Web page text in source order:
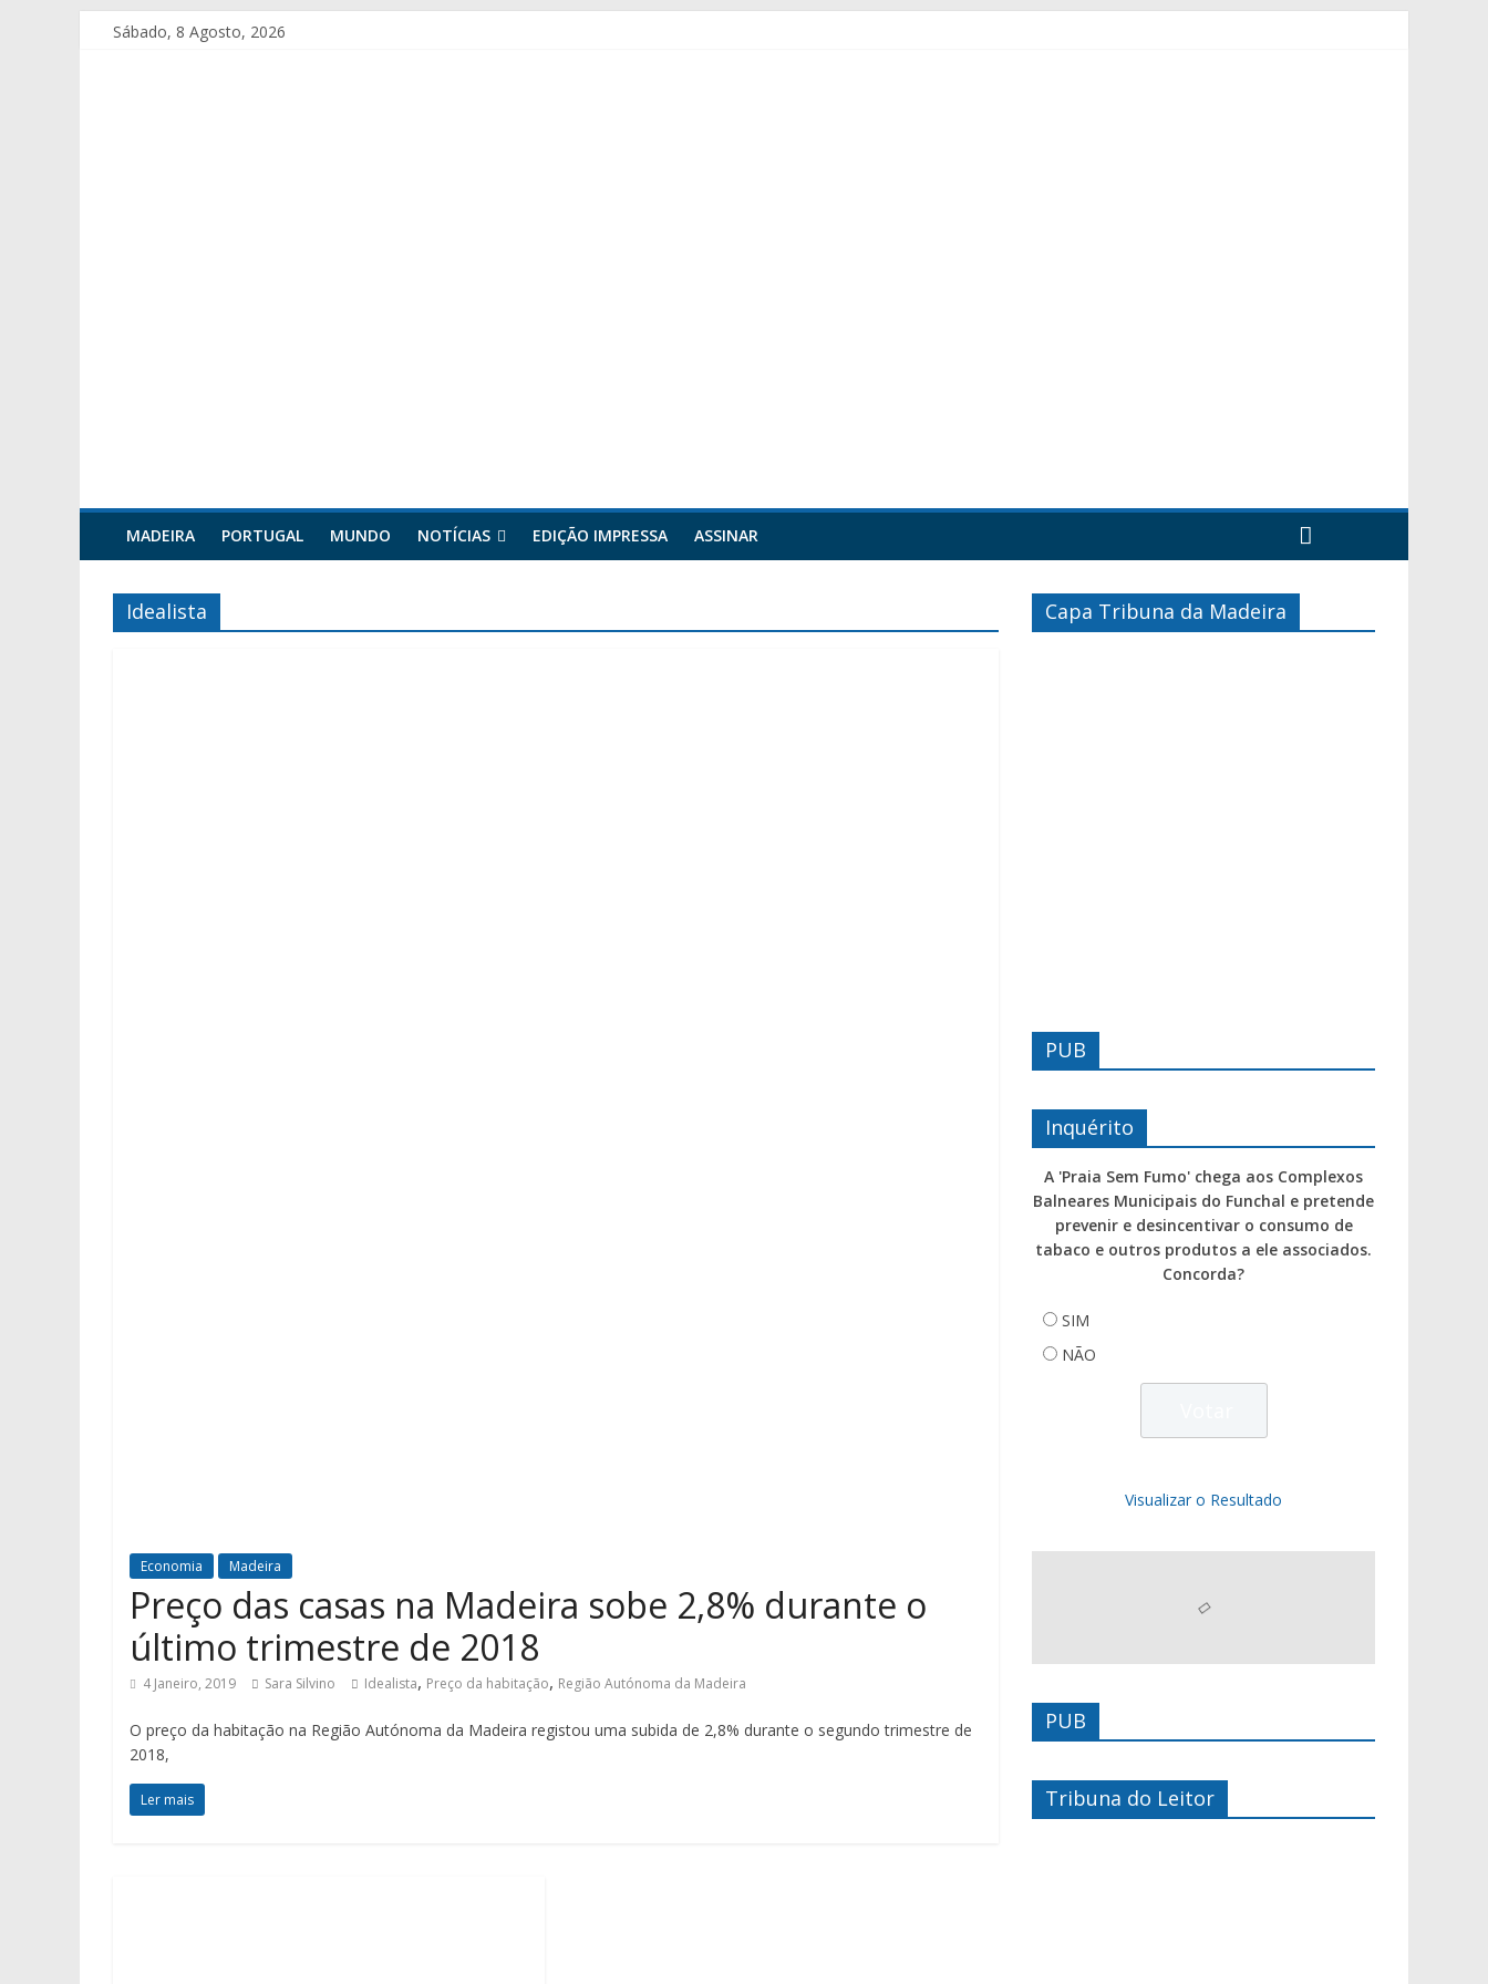
Sábado, 8 Agosto, 2026
MADEIRA PORTUGAL MUNDO NOTÍCIAS EDIÇÃO IMPRESSA ASSINAR
Idealista
Economia Madeira
Preço das casas na Madeira sobe 2,8% durante o
último trimestre de 2018
4 Janeiro, 2019 Sara Silvino Idealista, Preço da habitação, Região Autónoma da Madeira
O preço da habitação na Região Autónoma da Madeira registou uma subida de 2,8% durante o segundo trimestre de
2018,
Ler mais
Capa Tribuna da Madeira
PUB
Inquérito
A 'Praia Sem Fumo' chega aos Complexos
Balneares Municipais do Funchal e pretende
prevenir e desincentivar o consumo de
tabaco e outros produtos a ele associados.
Concorda?
SIM
NÃO
Visualizar o Resultado
PUB
Tribuna do Leitor